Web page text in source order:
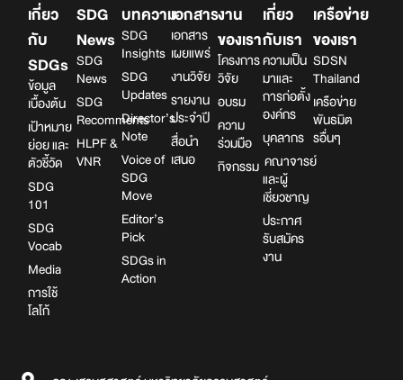
เกี่ยว
กับ
SDGs
ข้อมูล
เบื้องต้น
เป้าหมาย
ย่อย และ
ตัวชี้วัด
SDG
101
SDG
Vocab
Media
การใช้
โลโก้
SDG
News
SDG
News
SDG
Recomments
HLPF &
VNR
บทความ
SDG
Insights
SDG
Updates
Director’s
Note
Voice of
SDG
Move
Editor’s
Pick
SDGs in
Action
เอกสาร
เอกสาร
เผยแพร่
งานวิจัย
รายงาน
ประจำปี
สื่อนำ
เสนอ
งาน
ของเรา
โครงการ
วิจัย
อบรม
ความ
ร่วมมือ
กิจกรรม
เกี่ยว
กับเรา
ความเป็น
มาและ
การก่อตั้ง
องค์กร
บุคลากร
คณาจารย์
และผู้
เชี่ยวชาญ
ประกาศ
รับสมัคร
งาน
เครือข่าย
ของเรา
SDSN
Thailand
เครือข่าย
พันธมิต
รอื่นๆ